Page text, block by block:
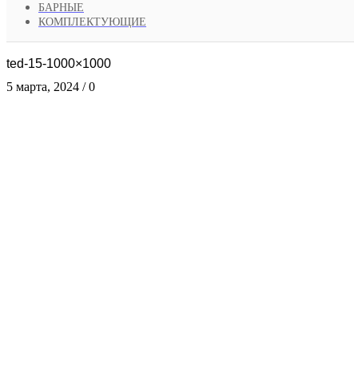
БАРНЫЕ
КОМПЛЕКТУЮЩИЕ
ted-15-1000×1000
5 марта, 2024 / 0